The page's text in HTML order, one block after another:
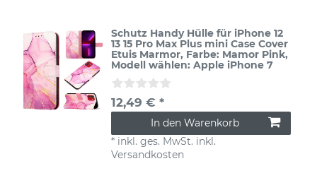
Schutz Handy Hülle für iPhone 12
13 15 Pro Max Plus mini Case Cover
Etuis Marmor, Farbe: Mamor Pink,
Modell wählen: Apple iPhone 7
12,49 € *
In den Warenkorb
* inkl. ges. MwSt. inkl.
Versandkosten